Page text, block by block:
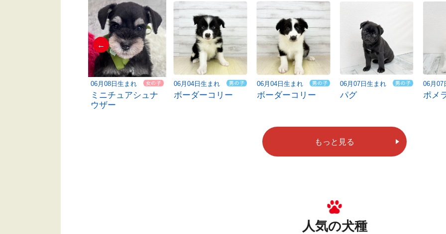
←
06月08日生まれ
ミニチュアシュナ
ウザー
06月04日生まれ
ボーダーコリー
06月04日生まれ
ボーダーコリー
06月07日生まれ
パグ
06月07
ポメ
もっと見る
人気の犬種